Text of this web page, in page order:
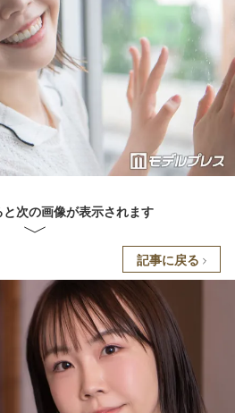
次の画像が表示されます
記事に戻る